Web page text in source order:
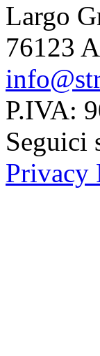
Largo
76123
P.IVA:
Seguici
Privacy